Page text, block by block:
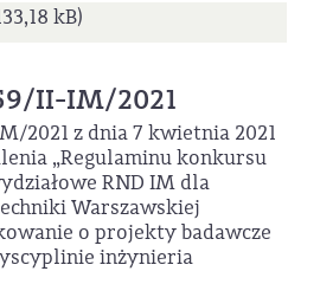
kB)
II-IM/2021
2021 z dnia 7 kwietnia 2021
„Regulaminu konkursu
RND IM dla
Warszawskiej
o projekty badawcze
inżynieria